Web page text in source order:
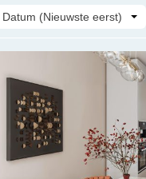
Datum (Nieuwste eerst)